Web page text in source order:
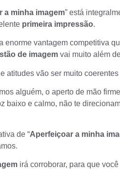
a minha imagem” está
primeira impressão.
enorme vantagem competitiva
de imagem vai muito além
atitudes vão ser muito
alguém, o aperto de mão
baixo e calmo, não te
de “Aperfeiçoar a minha
irá corroborar, para que